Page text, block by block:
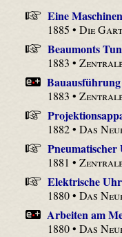
Eine
1885 •Die
Beaumonts
1883 •
1883 •
1882 •Das
1881 •
Elektrische
1880 •Das
Arbeiten am
1880 •Das